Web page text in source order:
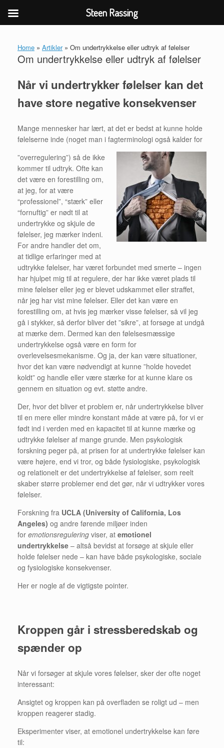
indholdHome » Artikler » Om undertrykkelse eller udtryk af følelser
Om undertrykkelse eller udtryk af følelser
Når vi undertrykker følelser kan det
have store negative konsekvenser
Mange mennesker har lært, at det er bedst at kunne holde
følelserne inde (noget man i fagterminologi også kalder for
”overregulering”) så de ikke
kommer til udtryk. Ofte kan
det være en forestilling om,
at jeg, for at være
“professionel”, “stærk” eller
“fornuftig” er nødt til at
undertrykke og skjule de
følelser, jeg mærker indeni.
For andre handler det om,
at tidlige erfaringer med at
udtrykke følelser, har været forbundet med smerte – ingen
har hjulpet mig til at regulere, der har ikke været plads til
mine følelser eller jeg er blevet udskammet eller straffet,
når jeg har vist mine følelser. Eller det kan være en
forestilling om, at hvis jeg mærker visse følelser, så vil jeg
gå i stykker, så derfor bliver det ”sikre”, at forsøge at undgå
at mærke dem. Dermed kan den følelsesmæssige
undertrykkelse også være en form for
overlevelsesmekanisme. Og ja, der kan være situationer,
hvor det kan være nødvendigt at kunne ”holde hovedet
koldt” og handle eller være stærke for at kunne klare os
gennem en situation og evt. støtte andre.
Der, hvor det bliver et problem er, når undertrykkelse bliver
til en mere eller mindre konstant måde at være på, for vi er
født ind i verden med en kapacitet til at kunne mærke og
udtrykke følelser af mange grunde. Men psykologisk
forskning peger på, at prisen for at undertrykke følelser kan
være højere, end vi tror, og både fysiologiske, psykologisk
og relationelt er det undertrykkelse af følelser, som reelt
skaber større problemer end det gør, når vi udtrykker vores
følelser.
Forskning fra UCLA (University of California, Los
Angeles) og andre førende miljøer inden
for emotionsregulering viser, at emotionel
undertrykkelse – altså bevidst at forsøge at skjule eller
holde følelser nede – kan have både psykologiske, sociale
og fysiologiske konsekvenser.
Her er nogle af de vigtigste pointer.
Kroppen går i stressberedskab og
spænder op
Når vi forsøger at skjule vores følelser, sker der ofte noget
interessant:
Ansigtet og kroppen kan på overfladen se roligt ud – men
kroppen reagerer stadig.
Eksperimenter viser, at emotionel undertrykkelse kan føre
til:
Steen Rassing